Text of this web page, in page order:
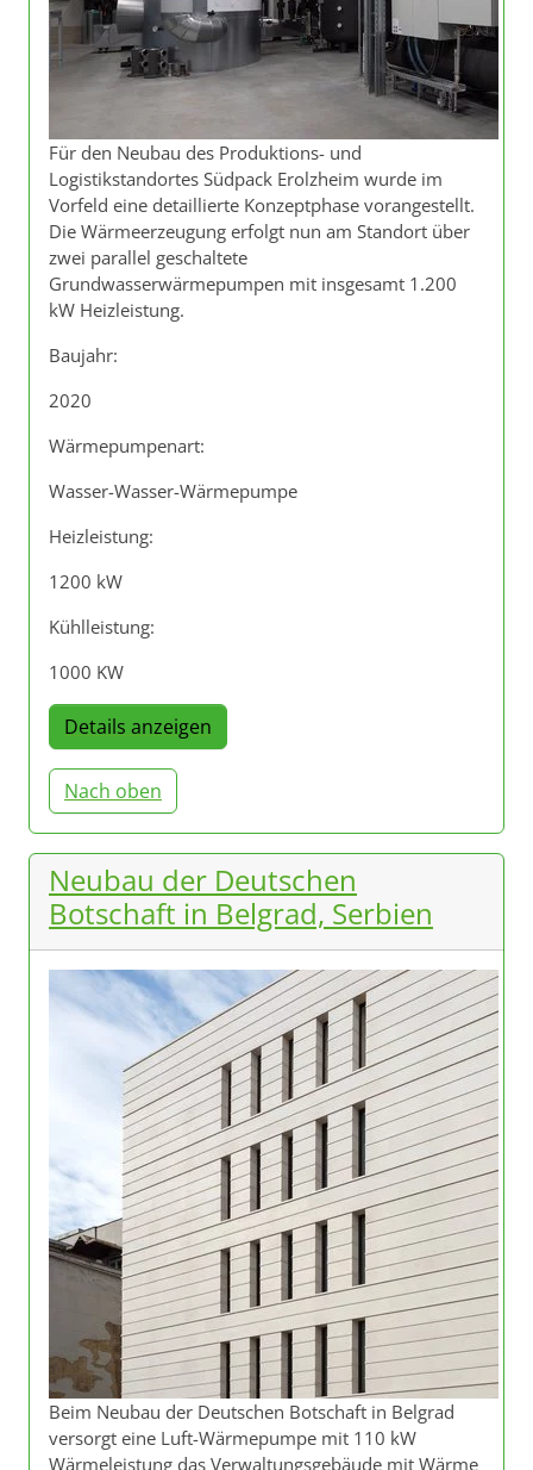
Für den Neubau des Produktions- und
Logistikstandortes Südpack Erolzheim wurde im
Vorfeld eine detaillierte Konzeptphase vorangestellt.
Die Wärmeerzeugung erfolgt nun am Standort über
zwei parallel geschaltete
Grundwasserwärmepumpen mit insgesamt 1.200
kW Heizleistung.
Baujahr:
2020
Wärmepumpenart:
Wasser-Wasser-Wärmepumpe
Heizleistung:
1200 kW
Kühlleistung:
1000 KW
Details anzeigen
Nach oben
Neubau der Deutschen
Botschaft in Belgrad, Serbien
Beim Neubau der Deutschen Botschaft in Belgrad
versorgt eine Luft-Wärmepumpe mit 110 kW
Wärmeleistung das Verwaltungsgebäude mit Wärme